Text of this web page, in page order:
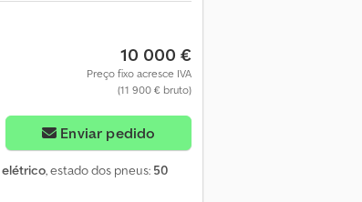
10 000 €
Preço fixo acresce IVA
(11 900 € bruto)
Enviar pedido
elétrico, estado dos pneus: 50